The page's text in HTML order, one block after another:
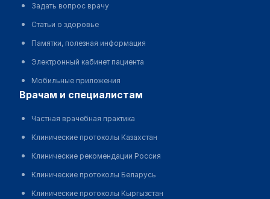
Задать вопрос врачу
Статьи о здоровье
Памятки, полезная информация
Электронный кабинет пациента
Мобильные приложения
врачам и специалистам
Частная врачебная практика
Клинические протоколы Казахстан
Клинические рекомендации Россия
Клинические протоколы Беларусь
Клинические протоколы Кыргызстан